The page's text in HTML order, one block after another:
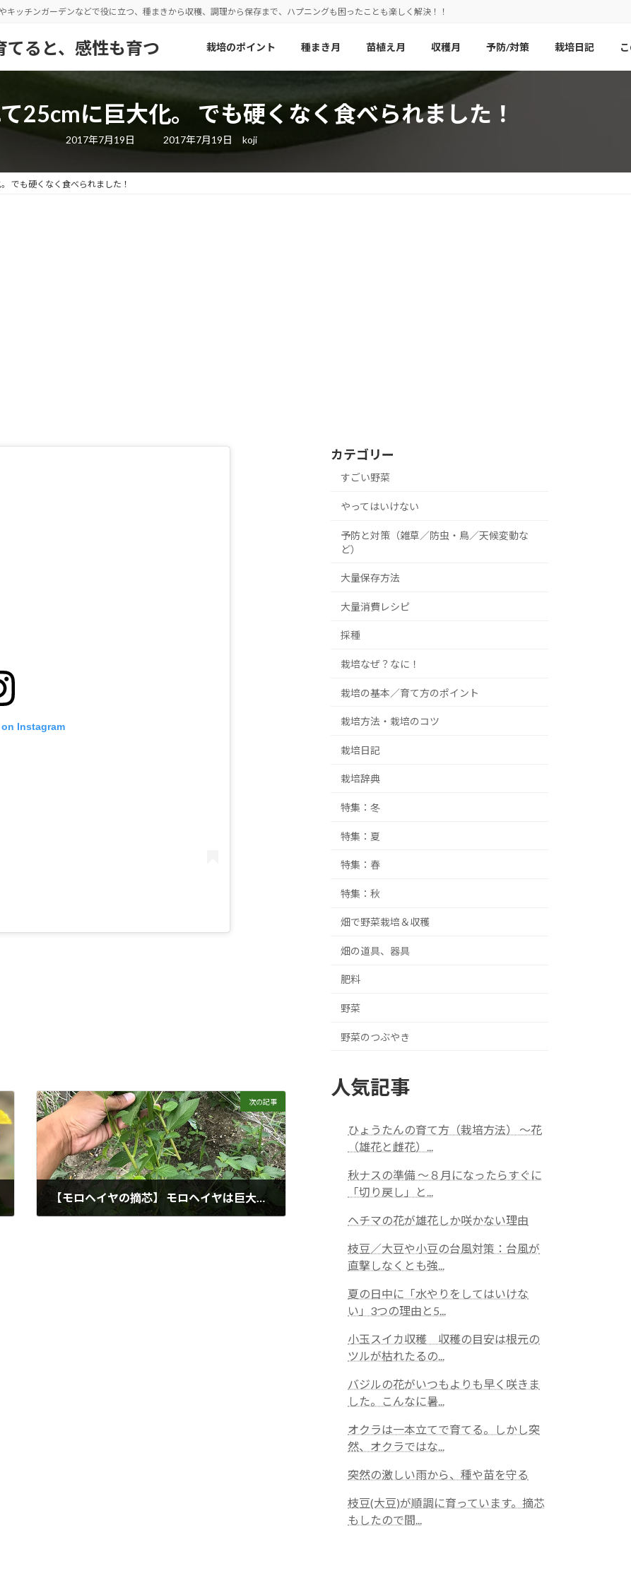
ッチンガーデンなどで役に立つ、種まきから収穫、調理から保存まで、ハプニングも困ったことも楽しく解決！！
てると、感性も育つ 栽培のポイント 種まき月 苗植え月 収穫月 予防/対策 栽培日記
25cmに巨大化。 でも硬くなく食べられました！
2017年7月19日
最
2017年7月19日 koji
でも硬くなく食べられました！
Instagram
次の記事
【モロヘイヤの摘芯】 モロヘイヤは巨大化するので摘芯が必要だそうです。30cmを超えたら少し先を切るのが良さそうですが、もう60cmを超えたので摘芯した部分でスープを作ろうと思います。
カテゴリー
すごい野菜
やってはいけない
予防と対策（雑草／防虫・鳥／天候変動な
ど）
大量保存方法
大量消費レシピ
採種
栽培なぜ？なに！
栽培の基本／育て方のポイント
栽培方法・栽培のコツ
栽培日記
栽培辞典
特集：冬
特集：夏
特集：春
特集：秋
畑で野菜栽培＆収穫
畑の道具、器具
肥料
野菜
野菜のつぶやき
人気記事
ひょうたんの育て方（栽培方法） ～花
（雄花と雌花）...
秋ナスの準備 ～８月になったらすぐに
「切り戻し」と...
ヘチマの花が雄花しか咲かない理由
枝豆／大豆や小豆の台風対策：台風が
直撃しなくとも強...
夏の日中に「水やりをしてはいけな
い」3つの理由と5...
小玉スイカ収穫 収穫の目安は根元の
ツルが枯れたるの...
バジルの花がいつもよりも早く咲きま
した。こんなに暑...
オクラは一本立てで育てる。しかし突
然、オクラではな...
突然の激しい雨から、種や苗を守る
枝豆(大豆)が順調に育っています。摘芯
もしたので間...